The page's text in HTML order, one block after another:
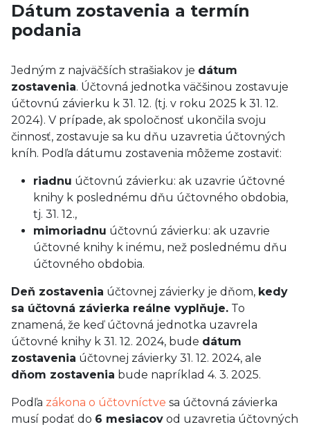
Dátum zostavenia a termín
podania
Jedným z najväčších strašiakov je dátum
zostavenia. Účtovná jednotka väčšinou zostavuje
účtovnú závierku k 31. 12. (tj. v roku 2025 k 31. 12.
2024). V prípade, ak spoločnosť ukončila svoju
činnosť, zostavuje sa ku dňu uzavretia účtovných
kníh. Podľa dátumu zostavenia môžeme zostaviť:
riadnu účtovnú závierku: ak uzavrie účtovné
knihy k poslednému dňu účtovného obdobia,
tj. 31. 12.,
mimoriadnu účtovnú závierku: ak uzavrie
účtovné knihy k inému, než poslednému dňu
účtovného obdobia.
Deň zostavenia účtovnej závierky je dňom, kedy
sa účtovná závierka reálne vyplňuje. To
znamená, že keď účtovná jednotka uzavrela
účtovné knihy k 31. 12. 2024, bude dátum
zostavenia účtovnej závierky 31. 12. 2024, ale
dňom zostavenia bude napríklad 4. 3. 2025.
Podľa zákona o účtovníctve sa účtovná závierka
musí podať do 6 mesiacov od uzavretia účtovných